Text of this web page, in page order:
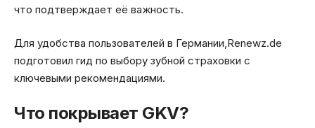
что подтверждает её важность.
Для удобства пользователей в Германии,Renewz.de
подготовил гид по выбору зубной страховки с
ключевыми рекомендациями.
Что покрывает GKV?